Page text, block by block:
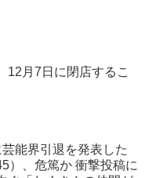
12月7日に閉店するこ
芸能界引退を発表した
）、危篤か 衝撃投稿に